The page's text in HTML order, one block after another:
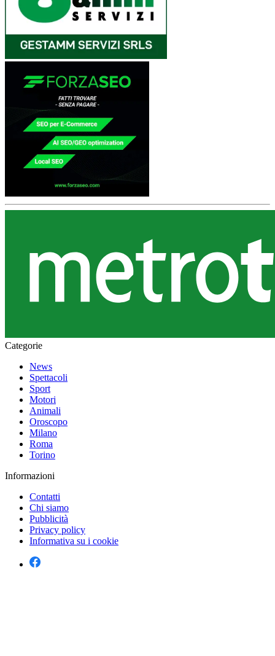
Categorie
News
Spettacoli
Sport
Motori
Animali
Oroscopo
Milano
Roma
Torino
Informazioni
Contatti
Chi siamo
Pubblicità
Privacy policy
Informativa su i cookie